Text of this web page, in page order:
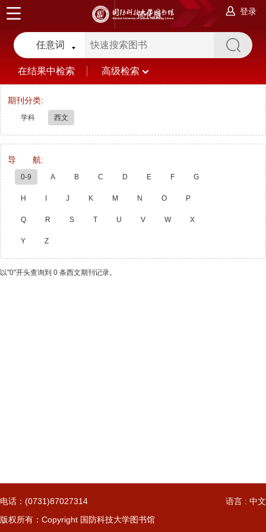
登录
简化版
任意词
在结果中检索 高级检索
期刊分类:
学科 西文
导 航:
0-9 A B C D E F G
H J K M N O P
Q R S T U V W X
Y Z
以"0"开头查询到 0 条西文期刊记录。
电话：(0731)87027314
语言 : 中文
版权所有：Copyright 国防科技大学图书馆